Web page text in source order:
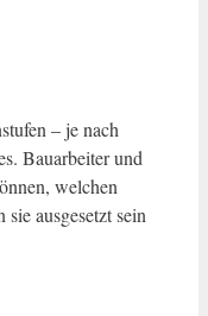
– je nach
Bauarbeiter und
welchen
ausgesetzt sein